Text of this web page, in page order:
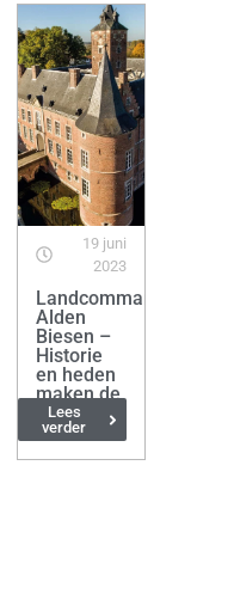
19 juni
2023
Landcommanderij
Alden
Biesen –
Historie
en heden
maken de
toekomst
Lees
verder